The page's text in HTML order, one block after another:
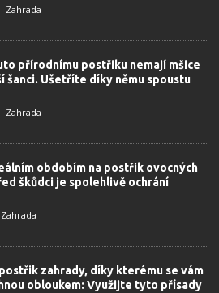
Zahrada
přírodnímu postřiku nemají mšice
šanci. Ušetříte díky němu spoustu
Zahrada
obdobím na postřik ovocných
škůdci je spolehlivě ochrání
Zahrada
zahrady, díky kterému se vám
obloukem: Využijte tyto přísady